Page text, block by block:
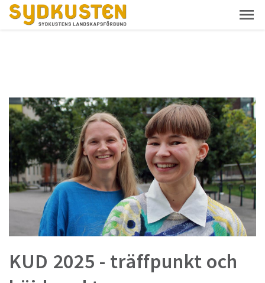
KUD 2025 - träffpunkt och